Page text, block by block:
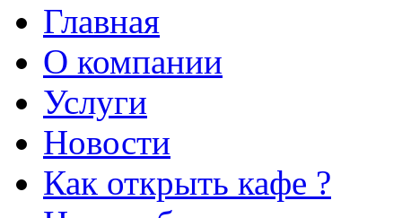
Главная
О компании
Услуги
Новости
Как открыть кафе ?